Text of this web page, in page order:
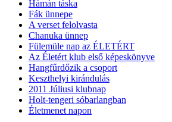
Hámán táska
Fák ünnepe
A verset felolvasta
Chanuka ünnep
Fülemüle nap az ÉLETÉRT
Az Életért klub első képeskönyve
Hangfűrdőzik a csoport
Keszthelyi kirándulás
2011 Júliusi klubnap
Holt-tengeri sóbarlangban
Életmenet napon